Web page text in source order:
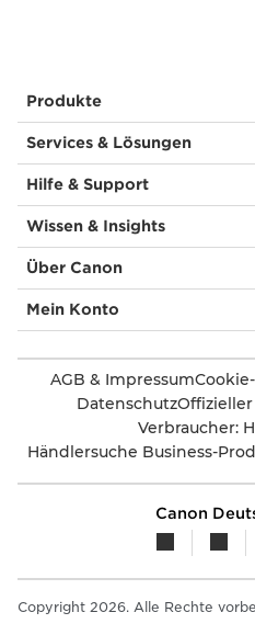
Produkte
Services & Lösungen
Hilfe & Support
Wissen & Insights
Über Canon
Mein Konto
AGB & Impressum
Datenschutz
Verbraucher:
Händlersuche Business-
Canon
Copyright 2026. Alle Rechte